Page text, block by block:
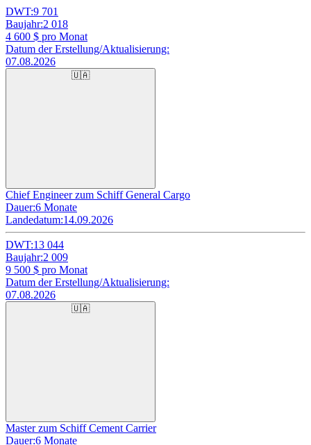
DWT:9 701
Baujahr:2 018
4 600 $ pro Monat
Datum der Erstellung/Aktualisierung:
07.08.2026
🇺🇦
Chief Engineer zum Schiff General Cargo
Dauer:6 Monate
Landedatum:14.09.2026
DWT:13 044
Baujahr:2 009
9 500 $ pro Monat
Datum der Erstellung/Aktualisierung:
07.08.2026
🇺🇦
Master zum Schiff Cement Carrier
Dauer:6 Monate